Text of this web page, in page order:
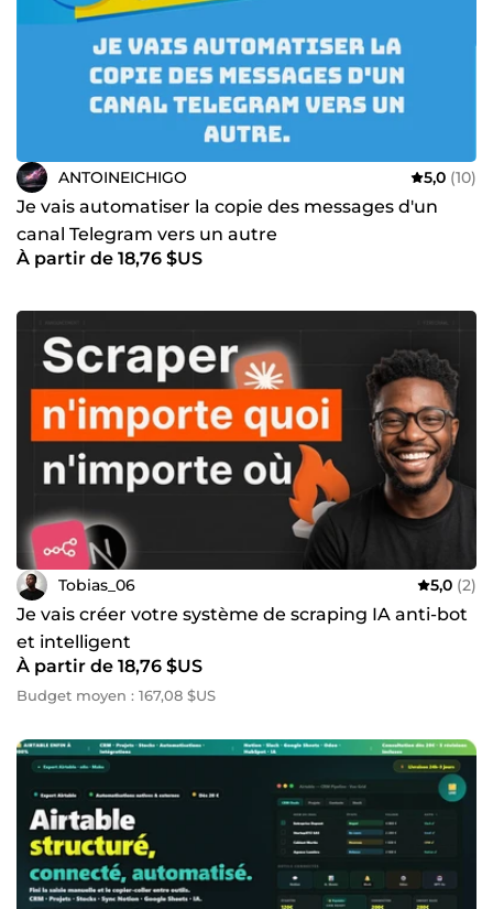
ANTOINEICHIGO 5,0 (10)
Je vais automatiser la copie des messages d'un
canal Telegram vers un autre
À partir de 18,76 $US
Tobias_06 5,0 (2)
Je vais créer votre système de scraping IA anti-bot
et intelligent
À partir de 18,76 $US
Budget moyen : 167,08 $US